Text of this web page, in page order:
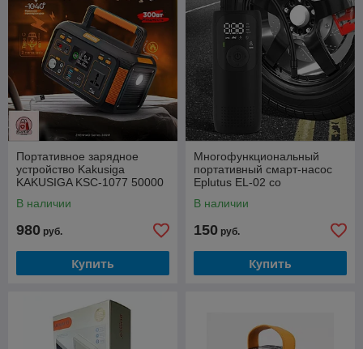
Портативное зарядное
устройство Kakusiga
KAKUSIGA KSC-1077 50000
В наличии
980 руб.
Купить
Многофункциональный
портативный смарт-насос
Eplutus EL-02 со
В наличии
150 руб.
Купить